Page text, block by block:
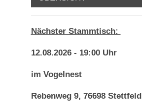
Nächster Stammtisch:
12.08.2026 - 19:00 Uhr
im Vogelnest
Rebenweg 9, 76698 Stettfeld